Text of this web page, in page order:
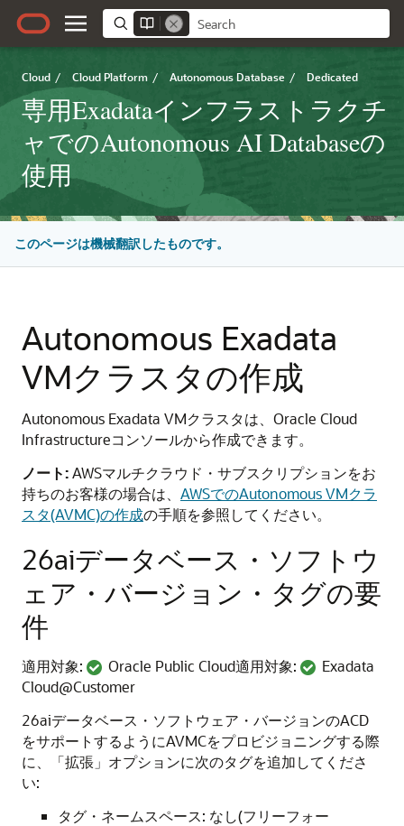
Cloud / Cloud Platform / Autonomous Database / Dedicated
専用Exadataインフラストラクチ
ャでのAutonomous AI Databaseの
使用
このページは機械翻訳したものです。
Autonomous Exadata
VMクラスタの作成
Autonomous Exadata VMクラスタは、Oracle Cloud
Infrastructureコンソールから作成できます。
ノート:AWSマルチクラウド・サブスクリプションをお
持ちのお客様の場合は、 AWSでのAutonomous VMクラ
スタ(AVMC)の作成の手順を参照してください。
26aiデータベース・ソフトウ
ェア・バージョン・タグの要
件
適用対象: Oracle Public Cloud適用対象:
Exadata
Cloud@Customer
26aiデータベース・ソフトウェア・バージョンのACD
をサポートするようにAVMCをプロビジョニングする際
に、「拡張」オプションに次のタグを追加してくださ
い:
タグ・ネームスペース: なし(フリーフォー